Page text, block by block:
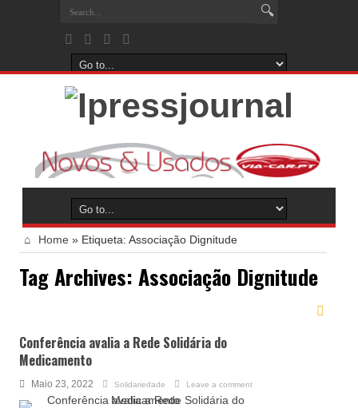
Home » Etiqueta: Associação Dignitude
Tag Archives: Associação Dignitude
Conferência avalia a Rede Solidária do
Medicamento
Maio 23, 2022 Solidariedade Leave a comment